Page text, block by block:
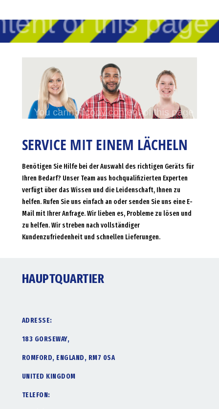
SERVICE MIT EINEM LÄCHELN
Benötigen Sie Hilfe bei der Auswahl des richtigen Geräts für
Ihren Bedarf? Unser Team aus hochqualifizierten Experten
verfügt über das Wissen und die Leidenschaft, Ihnen zu
helfen. Rufen Sie uns einfach an oder senden Sie uns eine E-
Mail mit Ihrer Anfrage. Wir lieben es, Probleme zu lösen und
zu helfen. Wir streben nach vollständiger
Kundenzufriedenheit und schnellen Lieferungen.
HAUPTQUARTIER
ADRESSE:
183 GORSEWAY,
ROMFORD, ENGLAND, RM7 0SA
UNITED KINGDOM
TELEFON: